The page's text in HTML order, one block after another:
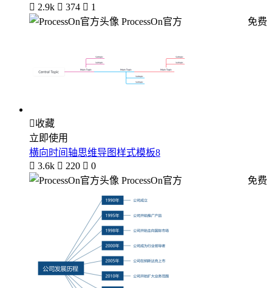
 2.9k  374  1
ProcessOn官方
免费
收藏
立即使用
横向时间轴思维导图样式模板8
 3.6k  220  0
ProcessOn官方
免费